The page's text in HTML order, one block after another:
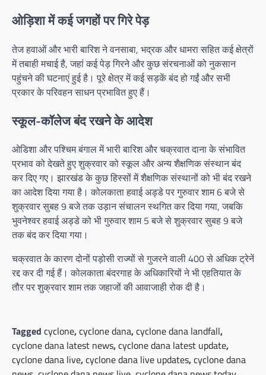
ओड़िशा में कई जगहों पर गिरे पेड़
तेज हवाओं और भारी बारिश ने वनसाबा, भद्रक और धामरा सहित कई क्षेत्रों
में तबाही मचाई है, जहां कई पेड़ गिरने और कुछ संरचनाओं को नुकसान
पहुंचने की घटनाएं हुई है। पूरे क्षेत्र में कई सड़कें बंद हो गईं और सभी
प्रकार के परिवहन साधन प्रभावित हुए हैं।
स्कूल-कॉलेज बंद रखने के आदेश
ओडिशा और पश्चिम बंगाल में भारी बारिश और चक्रवात दाना के संभावित
प्रभाव को देखते हुए शुक्रवार को स्कूल और अन्य शैक्षणिक संस्थान बंद
कर दिए गए। झारखंड के कुछ हिस्सों में शैक्षणिक संस्थानों को भी बंद रखने
का आदेश दिया गया है। कोलकाता हवाई अड्डे पर गुरुवार शाम 6 बजे से
शुक्रवार सुबह 9 बजे तक उड़ान संचालन स्थगित कर दिया गया, जबकि
भुवनेश्वर हवाई अड्डे को भी गुरुवार शाम 5 बजे से शुक्रवार सुबह 9 बजे
तक बंद कर दिया गया।
चक्रवात के कारण दोनों पड़ोसी राज्यों से गुजरने वाली 400 से अधिक ट्रेनें
रद्द कर दी गई हैं। कोलकाता बंदरगाह के अधिकारियों ने भी एहतियात के
तौर पर शुक्रवार शाम तक जहाजों की आवाजाही रोक दी है।
Tagged cyclone,cyclone dana,cyclone dana landfall,
cyclone dana latest news,cyclone dana latest update,
cyclone dana live,cyclone dana live updates,cyclone dana